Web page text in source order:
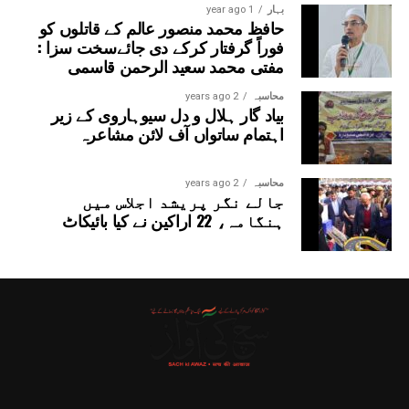
بہار 1 year ago
حافظ محمد منصور عالم کے قاتلوں کو
فوراً گرفتار کرکے دی جائےسخت سزا :
مفتی محمد سعید الرحمن قاسمی
محاسبہ 2 years ago
بیاد گار ہلال و دل سیوہاروی کے زیر
اہتمام ساتواں آف لائن مشاعرہ
محاسبہ 2 years ago
جالے نگر پریشد اجلاس میں
ہنگامہ، 22 اراکین نے کیا بائیکاٹ